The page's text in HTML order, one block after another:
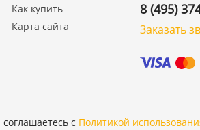
Как купить
Карта сайта
8 (495)
Заказать
с Политикой